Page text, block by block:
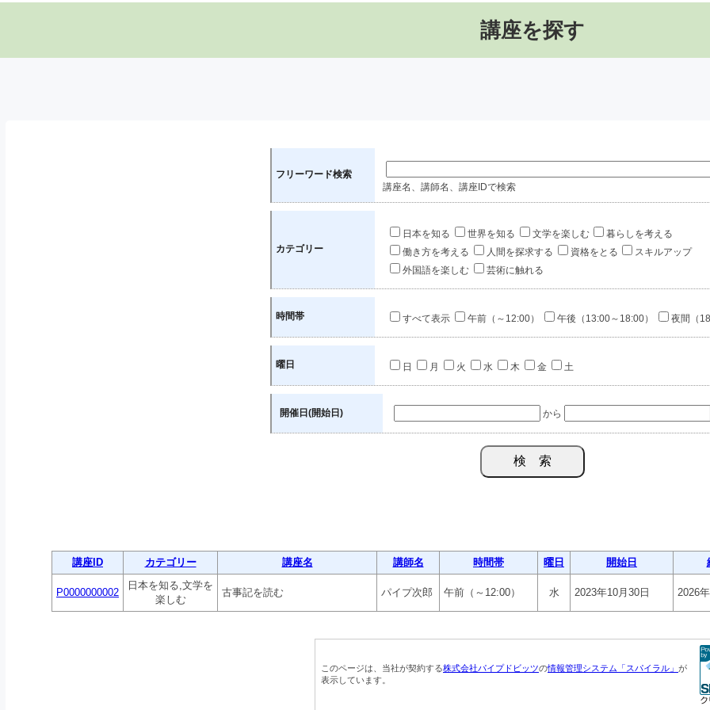
講座を探す
フリーワード検索
講座名、講師名、講座IDで検索
カテゴリー
日本を知る 世界を知る 文学を楽しむ
暮らしを考える
働き方を考える
人間を探求する 資格をとる
スキルアップ
外国語を楽しむ
芸術に触れる
時間帯 すべて表示 午前（～12:00） 午後（13:00～18:00） 夜間（
曜日 日 月 火 水 木 金 土
開催日(開始日) から
講座ID カテゴリー 講座名 講師名 時間帯 曜日 開始日
P0000000002
日本を知る,文学を
楽しむ
古事記を読む パイプ次郎 午前（～12:00） 水 2023年10月30日 2026
このページは、当社が契約する株式会社パイプドビッツの情報管理システム「スパイラル」 が
表示しています。